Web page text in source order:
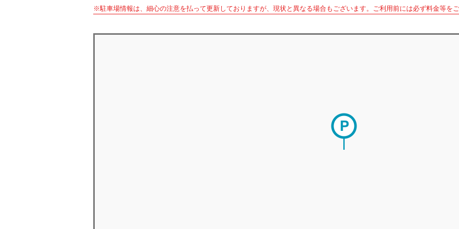
※駐車場情報は、細心の注意を払って更新しておりますが、現状と異なる場合もございます。ご利用前には必ず料金等をご